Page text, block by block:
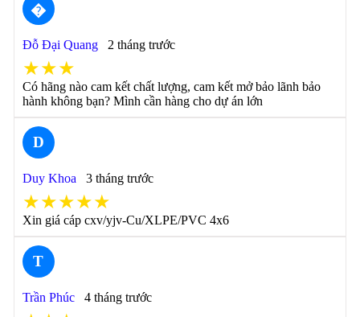
�
Đỗ Đại Quang 2 tháng trước
★★★
Có hãng nào cam kết chất lượng, cam kết mở bảo lãnh bảo
hành không bạn? Mình cần hàng cho dự án lớn
D
Duy Khoa 3 tháng trước
★★★★★
Xin giá cáp cxv/yjv-Cu/XLPE/PVC 4x6
T
Trần Phúc 4 tháng trước